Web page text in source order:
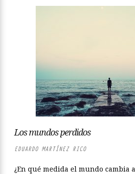
Los mundos perdidos
EDUARDO MARTÍNEZ RICO
¿En qué medida el mundo cambia